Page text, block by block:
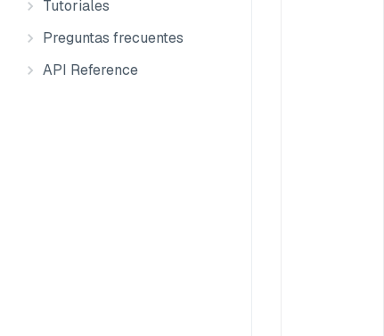
Tutoriales
Preguntas frecuentes
API Reference